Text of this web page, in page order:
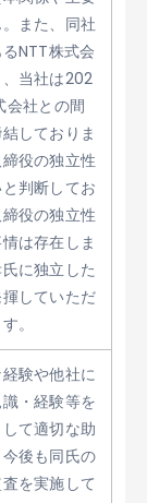
また、同社
NTT株式会
当社は202
会社との間
しておりま
役の独立性
判断してお
役の独立性
は存在しま
に独立した
していただ
。
験や他社に
・経験等を
て適切な助
後も同氏の
を実施して